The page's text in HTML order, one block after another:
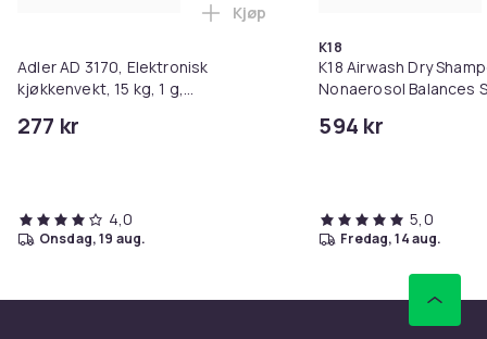
Adler AD 3170, Elektronisk
kjøkkenvekt, 15 kg, 1 g,
Glass
277 kr
Legg Adler AD 3170,
Kjøp
4,0
onsdag, 19 aug.
K18
K18 Airwash Dry
Nonaerosol Balances
594 kr
5,0
fredag, 14 aug.